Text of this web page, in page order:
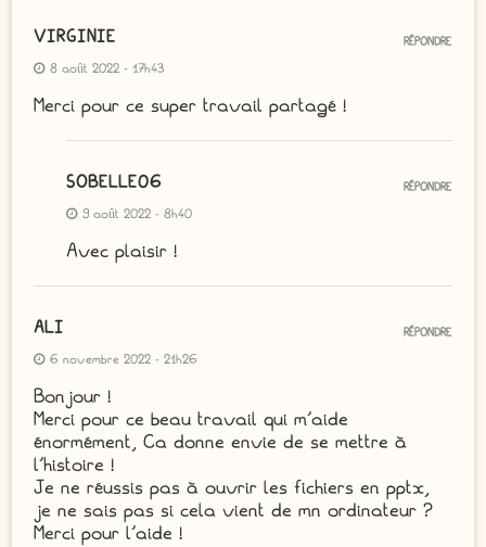
VIRGINIE
8 août 2022 - 17h43
Merci pour ce super travail partagé !
RÉPONDRE
SOBELLE06
9 août 2022 - 8h40
Avec plaisir !
RÉPONDRE
ALI
6 novembre 2022 - 21h26
Bonjour !
Merci pour ce beau travail qui m’aide
énormément, Ca donne envie de se mettre à
l’histoire !
Je ne réussis pas à ouvrir les fichiers en pptx,
je ne sais pas si cela vient de mn ordinateur ?
Merci pour l’aide !
RÉPONDRE